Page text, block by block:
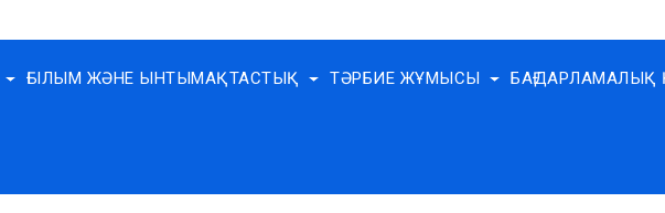
ҒЫЛЫМ ЖӘНЕ ЫНТЫМАҚТАСТЫҚ ТӘРБИЕ ЖҰМЫСЫ БАҒДАРЛАМАЛЫҚ